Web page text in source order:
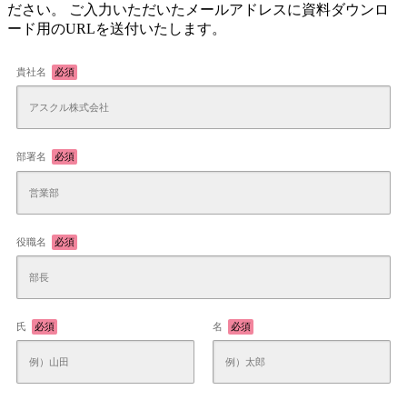
ださい。 ご入力いただいたメールアドレスに資料ダウンロ
ード用のURLを送付いたします。
貴社名 必須
部署名 必須
役職名 必須
氏 必須 名 必須